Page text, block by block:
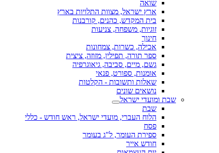
שואה
ארץ ישראל, מצוות התלויות בארץ
בית המקדש, כהנים, קורבנות
זוגיות, משפחה, צניעות
חינוך
אכילה, כשרות, צמחונות
ספר תורה, תפילין, מזוזה, ציצית
גשם, מיים, סביבה, גיאוגרפיה
אומנות, ספורט, פנאי
שאלות ותשובות - הקלטות
נושאים שונים
שבת ומועדי ישראל
שבת
הלוח העברי, מועדי ישראל, ראש חודש - כללי
פסח
ספירת העומר, ל"ג בעומר
חודש אייר